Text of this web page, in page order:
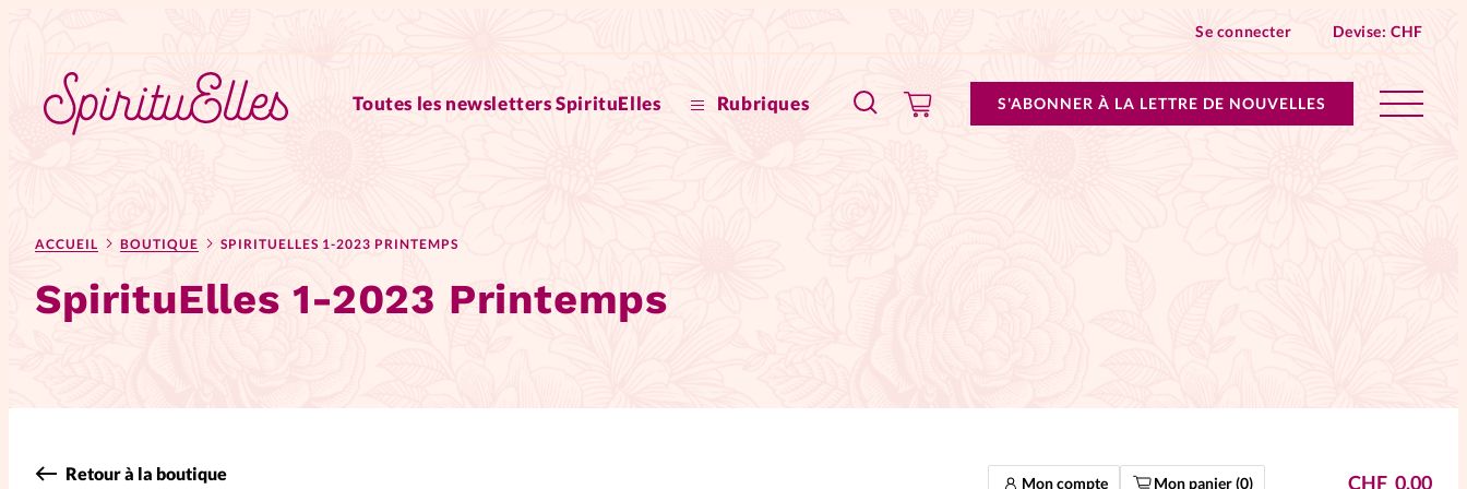
Toutes les newsletters SpirituElles Rubriques
Se connecter Devise:CHF
S'ABONNER À LA LETTRE DE NOUVELLES
Actus au féminin
Chroniques
Dossiers
Edito
Elles nous inspirent
ACCUEIL BOUTIQUE SPIRITUELLES 1-2023 PRINTEMPS
SpirituElles 1-2023 Printemps
Retour à la boutique Mon compte Mon panier (0) CHF 0.00